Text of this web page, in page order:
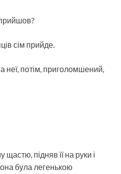
сім прийде.
неї, потім, приголомшений,
щастю, підняв її на руки і
була легенькою